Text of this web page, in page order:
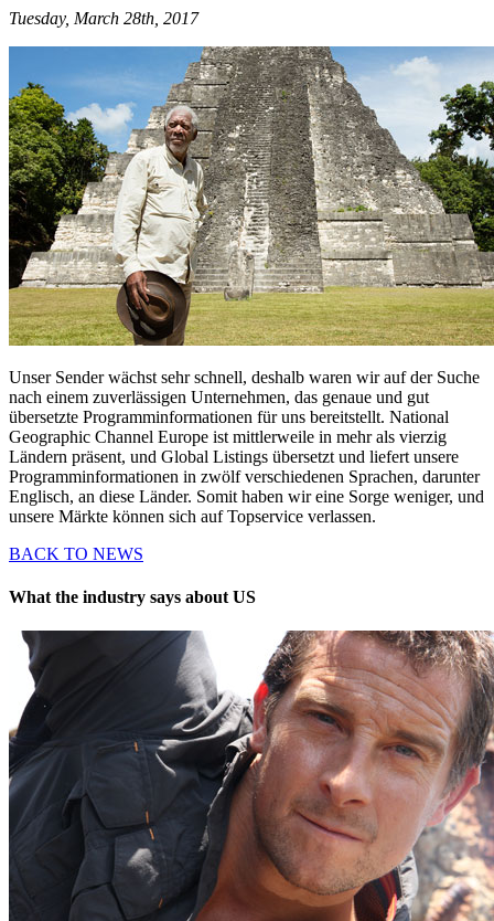
Tuesday, March 28th, 2017
Unser Sender wächst sehr schnell, deshalb waren wir auf der Suche
nach einem zuverlässigen Unternehmen, das genaue und gut
übersetzte Programminformationen für uns bereitstellt. National
Geographic Channel Europe ist mittlerweile in mehr als vierzig
Ländern präsent, und Global Listings übersetzt und liefert unsere
Programminformationen in zwölf verschiedenen Sprachen, darunter
Englisch, an diese Länder. Somit haben wir eine Sorge weniger, und
unsere Märkte können sich auf Topservice verlassen.
BACK TO NEWS
What the industry says about US